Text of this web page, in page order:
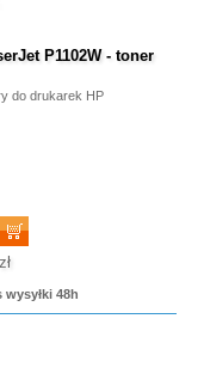
P1102W - toner
do drukarek HP
zł
48h